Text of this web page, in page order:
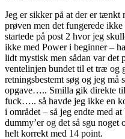
Jeg er sikker på at der er
prøven men det fungerede
startede på post 2 hvor jeg
ikke med Power i beginner –
lidt mystisk men sådan var det
ventelinjen bundet til et træ og
retningsbestemt søg og jeg må
opgave….. Smilla gik direkte
fuck….. så havde jeg ikke en
i området – så jeg endte med
dummy’er og det så sgu
helt korrekt med 14 point.